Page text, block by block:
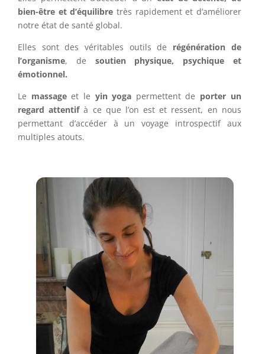
bien-être et d’équilibre très rapidement et d’améliorer
notre état de santé global.
Elles sont des véritables outils de régénération de
l’organisme, de soutien physique, psychique et
émotionnel.
Le massageet le yin yoga permettent de porter un
regard attentifà ce que l’on est et ressent, en nous
permettant d’accéder à un voyage introspectif aux
multiples atouts.